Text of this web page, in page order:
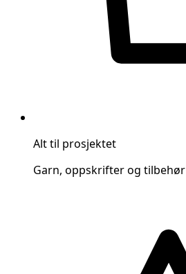
Alt til prosjektet
Garn, oppskrifter og tilbehør